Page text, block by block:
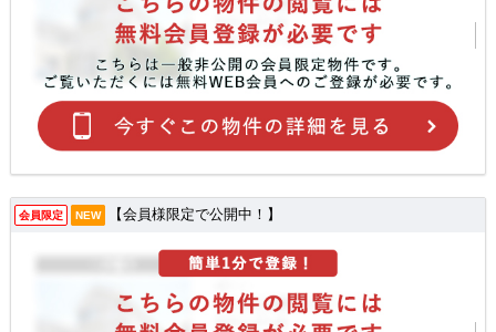
会員限定 NEW 【会員様限定で公開中！】